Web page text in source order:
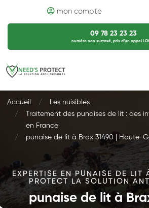
mon compte
09 78 23 23 23
numéro non surtaxé, prix d’un appel
Accueil
Les nuisibles
Traitement des punaises de lit : des
en France
punaise de lit à Brax 31490 | Haute-
EXPERTISE EN PUNAISE DE LIT
PROTECT LA SOLUTION
punaise de lit à